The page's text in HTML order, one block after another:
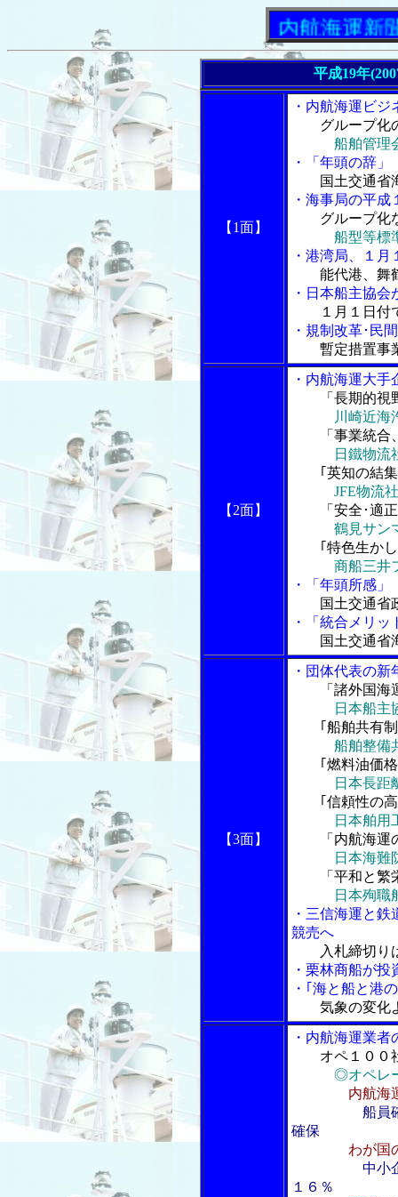
「内航海運新聞」ニ
平成19年
【1面】
・内航海運ビ
グループ化
船舶管理
・「年頭の辞
国土交通
・海事局の平成
グループ化
船型等標
・港湾局、１
能代港、舞
・日本船主協
１月１日付
・規制改革･民
暫定措置事
【2面】
・内航海運大
「長期的視
川崎近
「事業統
日鐵物
｢英知の結集
JFE物流
「安全･適正
鶴見サン
｢特色生かし
商船三井
・「年頭所感
国土交通省
・「統合メリ
国土交通
【3面】
・団体代表の新
「諸外国海
日本船
｢船舶共有
船舶整備
｢燃料油価格
日本長
｢信頼性の
日本舶
「内航海運
日本海
「平和と繁
日本殉
・三信海運と
競売へ
入札締切り
・栗林商船が
・｢海と船と港
気象の変化
・内航海運業
オペ１００
◎オペレ
内航海
船員
確保
わが国
中小
１６％